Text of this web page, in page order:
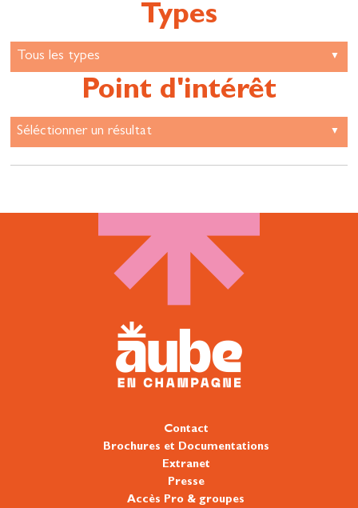
Types
Point d'intérêt
Contact
Brochures et Documentations
Extranet
Presse
Accès Pro & groupes